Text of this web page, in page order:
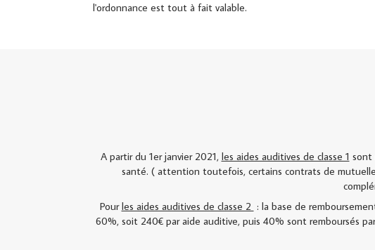
l'ordonnance est tout à fait valable.
A partir du 1er janvier 2021, les aides auditives de classe 1 sont
santé. ( attention toutefois, certains contrats de
Pourles aides auditives de classe 2 : la base de
60%, soit 240€ par aide auditive, puis 40% sont remboursés